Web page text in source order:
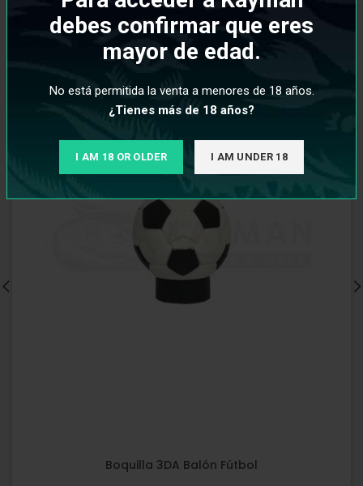
debes confirmar que eres
mayor de edad.
No está permitida la venta a menores de 18 años.
¿Tienes más de 18 años?
I AM 18 OR OLDER I AM UNDER 18
Boquilla 3DA Balón Fútbol